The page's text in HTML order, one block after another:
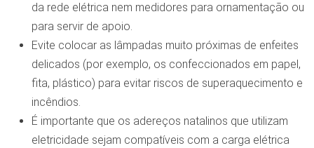
da rede elétrica nem medidores para ornamentação ou
para servir de apoio.
Evite colocar as lâmpadas muito próximas de enfeites
delicados (por exemplo, os confeccionados em papel,
fita, plástico) para evitar riscos de superaquecimento e
incêndios.
É importante que os adereços natalinos que utilizam
eletricidade sejam compatíveis com a carga elétrica